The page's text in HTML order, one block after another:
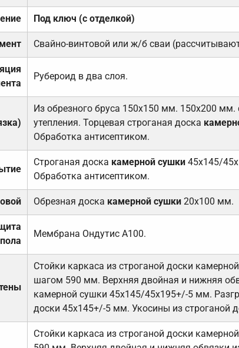
Под ключ (с отделкой)
Свайно-винтовой или ж/б сваи
Рубероид в два слоя.
Из обрезного бруса 150х150 мм. 150х200
утепления. Торцевая строганая доска
Обработка антисептиком.
Строганая доска камерной сушки 45х145/
Обработка антисептиком.
Обрезная доска камерной сушки20х100 мм.
Мембрана Ондутис А100.
Стойки каркаса из строганой доски
шагом 590 мм. Верхняя двойная и нижняя
камерной сушки 45х145/45х195+/-5 мм.
доски 45х145+/-5 мм. Укосины из строганой
Стойки каркаса из строганой доски